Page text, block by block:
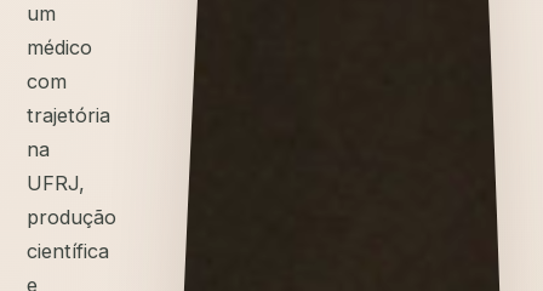
um
médico
com
trajetória
na
UFRJ,
produção
científica
e